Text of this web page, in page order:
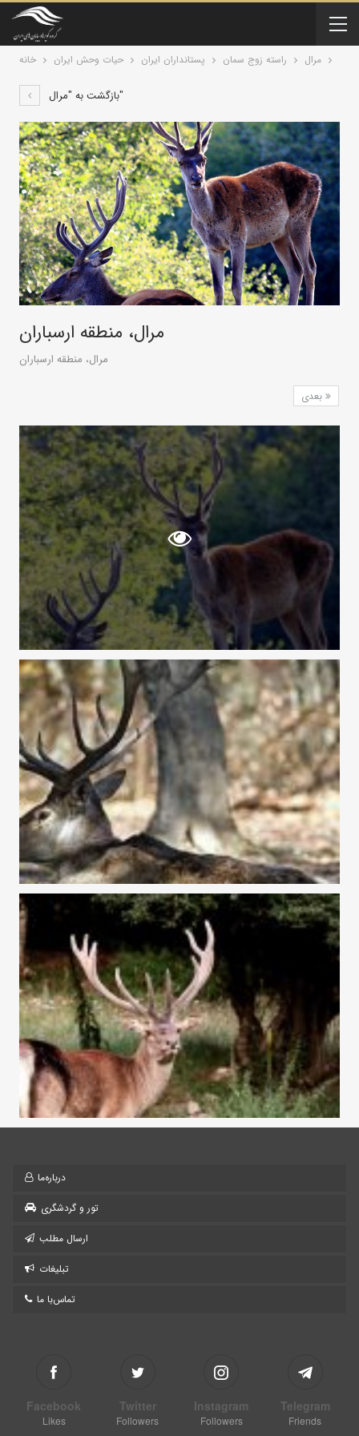
خانه حیات وحش ایران پستانداران ايران راسته زوج سمان مرال
بازگشت به "مرال"
مرال، منطقه ارسباران
مرال، منطقه ارسباران
درباره‌ما
تور و گردشگری
ارسال مطلب
تبلیغات
تماس‌با ما
Facebook
Likes
Twitter
Followers
Instagram
Followers
Telegram
Friends